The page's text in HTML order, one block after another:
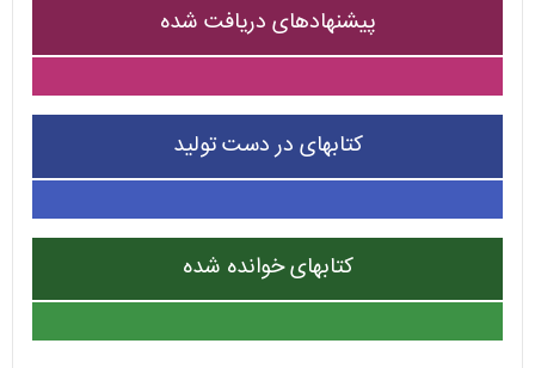
پیشنهادهای دریافت شده
کتابهای در دست تولید
کتابهای خوانده شده